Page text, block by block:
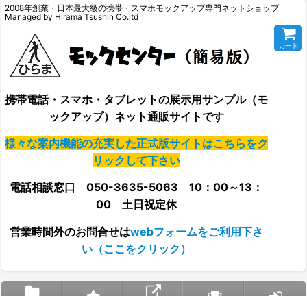
2008年創業・日本最大級の携帯・スマホモックアップ専門ネットショップ
Managed by Hirama Tsushin Co.ltd
携帯電話・スマホ・タブレットの展示用サンプル（モ
ックアップ）ネット通販サイトです
様々な案内機能の充実した正式版サイトはこちらをク
リックして下さい
電話相談窓口 050-3635-5063 10：00～13：
00 土日祝定休
営業時間外のお問合せはwebフォームをご利用下さ
い（ここをクリック）
カート